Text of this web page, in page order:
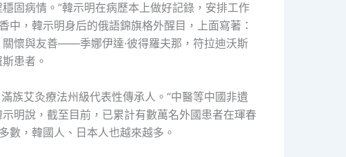
固病情。”韓示明在病歷本上做好記錄，安排工作
中，韓示明身后的俄語錦旗格外醒目，上面寫著：
懷與友善——季娜伊達·彼得羅夫那，符拉迪沃斯
患者。
族艾灸療法州級代表性傳承人。“中醫等中國非遺
明說，截至目前，已累計有數萬名外國患者在琿春
數，韓國人、日本人也越來越多。